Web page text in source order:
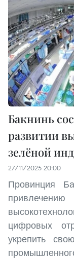
Бакнинь
развитии
зелёной
27/11/2025 20:00
Провинция
цифровых
укрепить